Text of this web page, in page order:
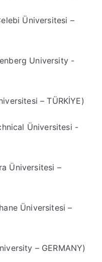
Üniversitesi –
University -
– TÜRKİYE)
Üniversitesi -
Üniversitesi –
Üniversitesi –
– GERMANY)